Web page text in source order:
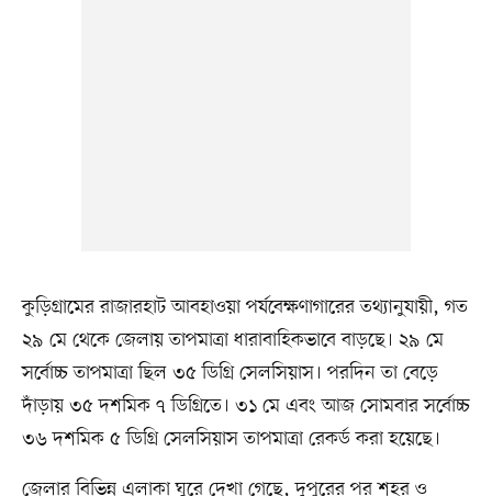
কুড়িগ্রামের রাজারহাট আবহাওয়া পর্যবেক্ষণাগারের তথ্যানুযায়ী, গত
২৯ মে থেকে জেলায় তাপমাত্রা ধারাবাহিকভাবে বাড়ছে। ২৯ মে
সর্বোচ্চ তাপমাত্রা ছিল ৩৫ ডিগ্রি সেলসিয়াস। পরদিন তা বেড়ে
দাঁড়ায় ৩৫ দশমিক ৭ ডিগ্রিতে। ৩১ মে এবং আজ সোমবার সর্বোচ্চ
৩৬ দশমিক ৫ ডিগ্রি সেলসিয়াস তাপমাত্রা রেকর্ড করা হয়েছে।
জেলার বিভিন্ন এলাকা ঘুরে দেখা গেছে, দুপুরের পর শহর ও